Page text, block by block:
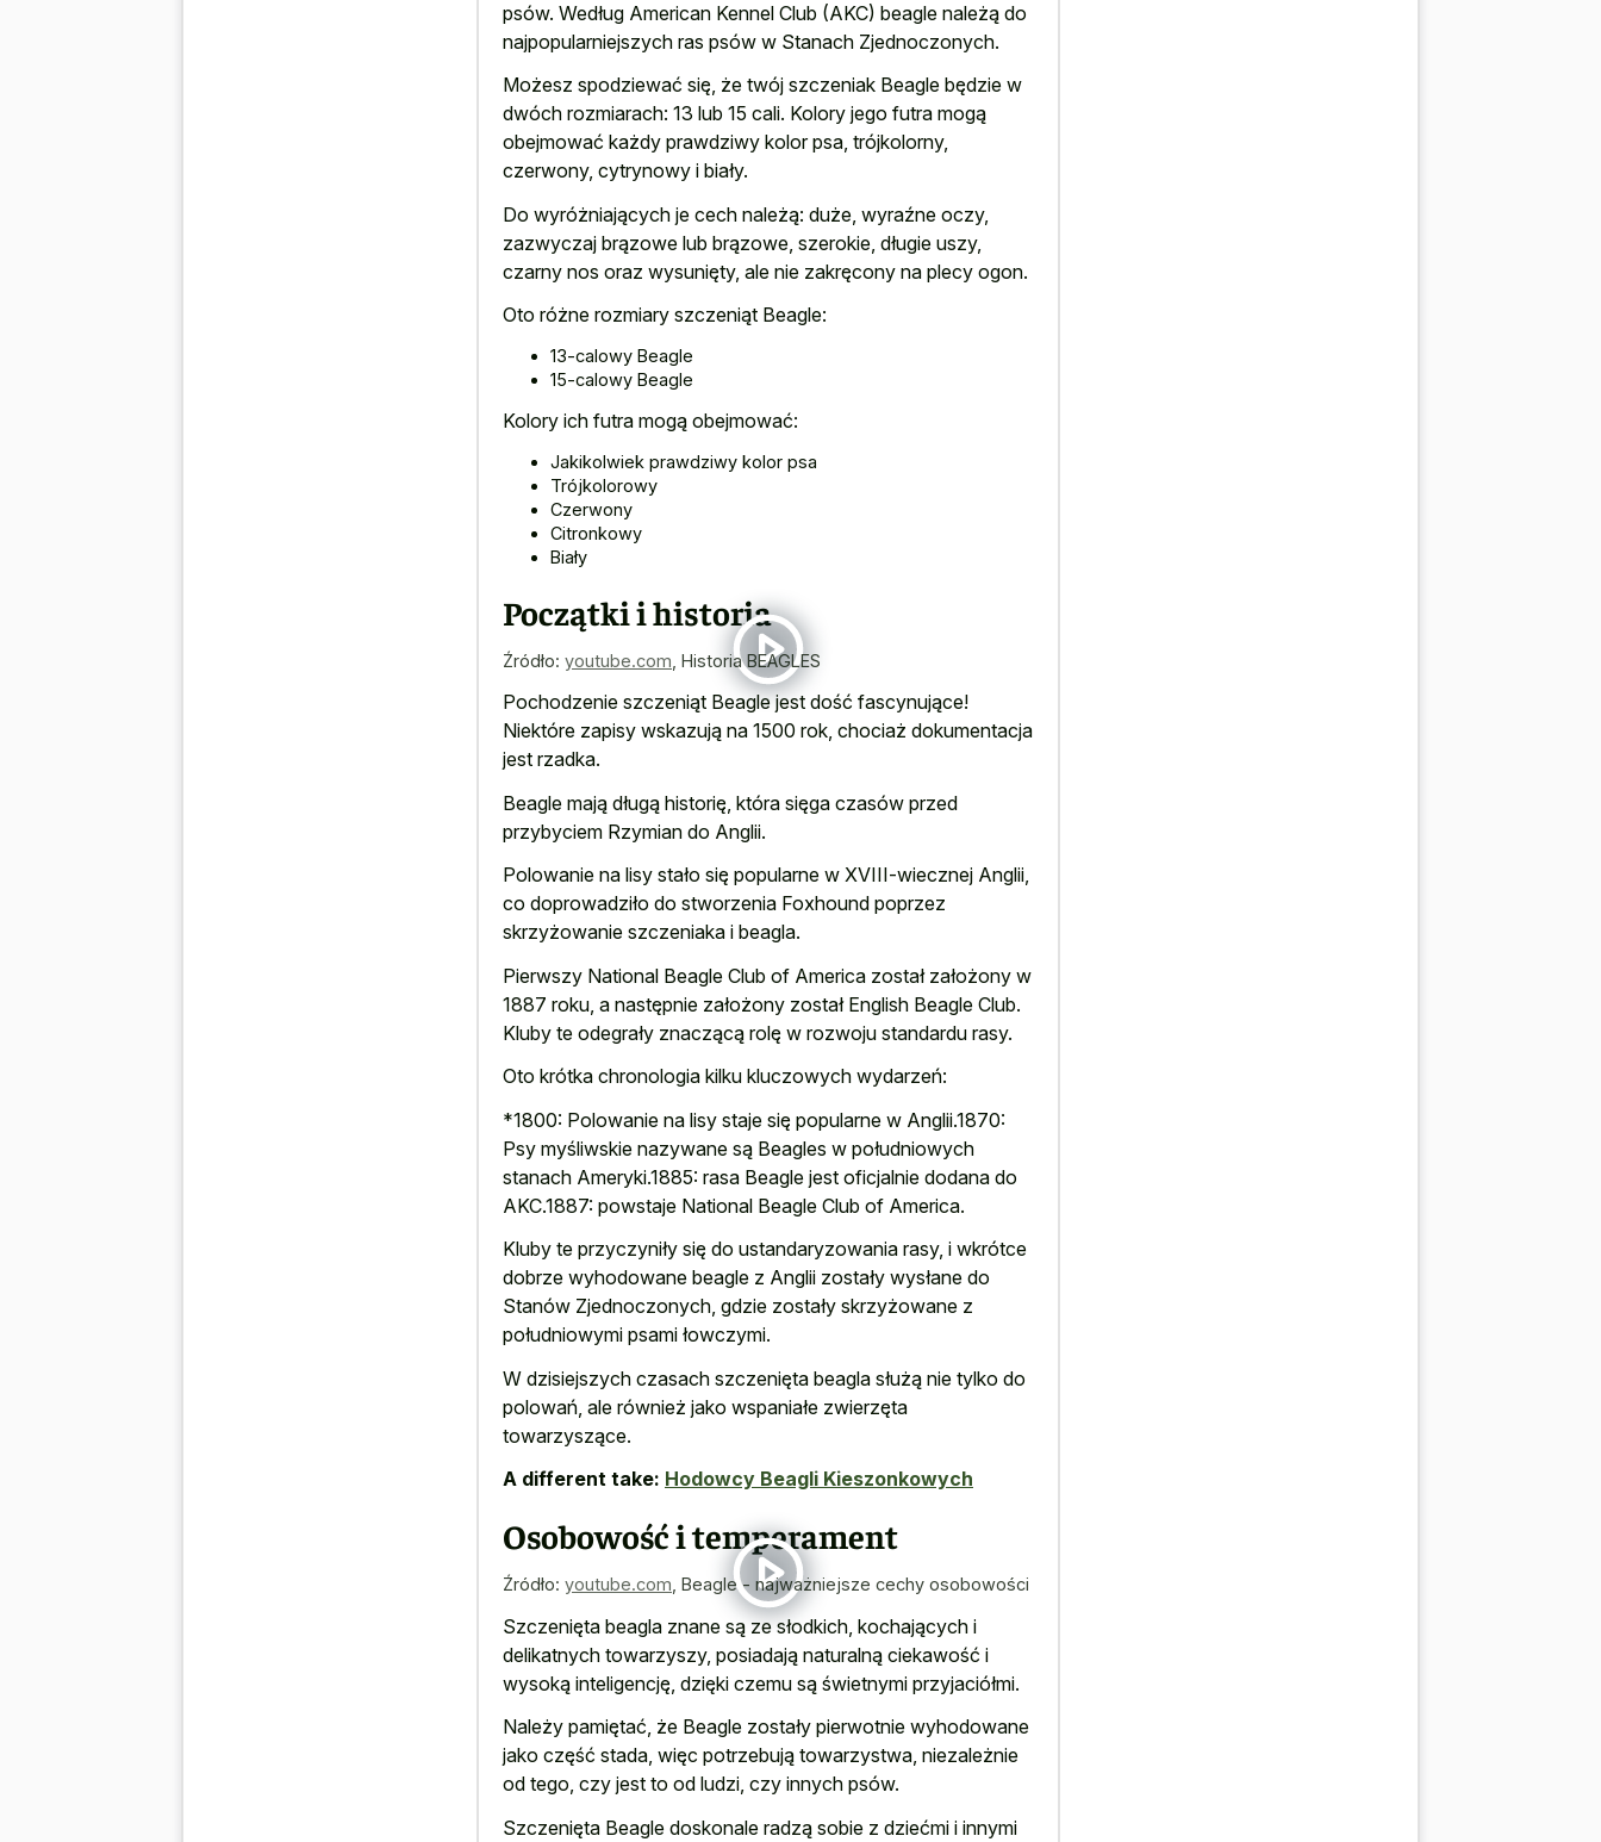
psów. Według American Kennel Club (AKC) beagle należą do
najpopularniejszych ras psów w Stanach Zjednoczonych.
Możesz spodziewać się, że twój szczeniak Beagle będzie w
dwóch rozmiarach: 13 lub 15 cali. Kolory jego futra mogą
obejmować każdy prawdziwy kolor psa, trójkolorny,
czerwony, cytrynowy i biały.
Do wyróżniających je cech należą: duże, wyraźne oczy,
zazwyczaj brązowe lub brązowe, szerokie, długie uszy,
czarny nos oraz wysunięty, ale nie zakręcony na plecy ogon.
Oto różne rozmiary szczeniąt Beagle:
13-calowy Beagle
15-calowy Beagle
Kolory ich futra mogą obejmować:
Jakikolwiek prawdziwy kolor psa
Trójkolorowy
Czerwony
Citronkowy
Biały
Początki i historia
Źródło: youtube.com Historia BEAGLES
Pochodzenie szczeniąt Beagle jest dość fascynujące!
Niektóre zapisy wskazują na 1500 rok, chociaż dokumentacja
jest rzadka.
Beagle mają długą historię, która sięga czasów przed
przybyciem Rzymian do Anglii.
Polowanie na lisy stało się popularne w XVIII-wiecznej Anglii,
co doprowadziło do stworzenia Foxhound poprzez
skrzyżowanie szczeniaka i beagla.
Pierwszy National Beagle Club of America został założony w
1887 roku, a następnie założony został English Beagle Club.
Kluby te odegrały znaczącą rolę w rozwoju standardu rasy.
Oto krótka chronologia kilku kluczowych wydarzeń:
*1800: Polowanie na lisy staje się popularne w Anglii.1870:
Psy myśliwskie nazywane są Beagles w południowych
stanach Ameryki.1885: rasa Beagle jest oficjalnie dodana do
AKC.1887: powstaje National Beagle Club of America.
Kluby te przyczyniły się do ustandaryzowania rasy, i wkrótce
dobrze wyhodowane beagle z Anglii zostały wysłane do
Stanów Zjednoczonych, gdzie zostały skrzyżowane z
południowymi psami łowczymi.
W dzisiejszych czasach szczenięta beagla służą nie tylko do
polowań, ale również jako wspaniałe zwierzęta
towarzyszące.
A different take: Hodowcy Beagli Kieszonkowych
Osobowość i temperament
Źródło: youtube.com Beagle - najważniejsze cechy osobowości
Szczenięta beagla znane są ze słodkich, kochających i
delikatnych towarzyszy, posiadają naturalną ciekawość i
wysoką inteligencję, dzięki czemu są świetnymi przyjaciółmi.
Należy pamiętać, że Beagle zostały pierwotnie wyhodowane
jako część stada, więc potrzebują towarzystwa, niezależnie
od tego, czy jest to od ludzi, czy innych psów.
Szczenięta Beagle doskonale radzą sobie z dziećmi i innymi